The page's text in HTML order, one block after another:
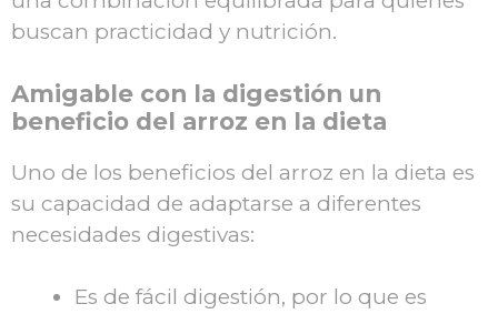
buscan practicidad y nutrición.
Amigable con la digestión un
beneficio del arroz en la dieta
Uno de los beneficios del arroz en la dieta es
su capacidad de adaptarse a diferentes
necesidades digestivas:
Es de fácil digestión, por lo que es